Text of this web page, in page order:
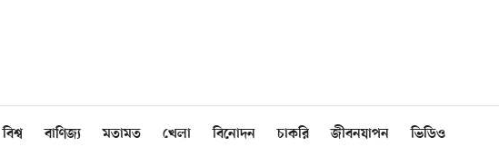
বিশ্ব বাণিজ্য মতামত খেলা বিনোদন চাকরি জীবনযাপন ভিডিও